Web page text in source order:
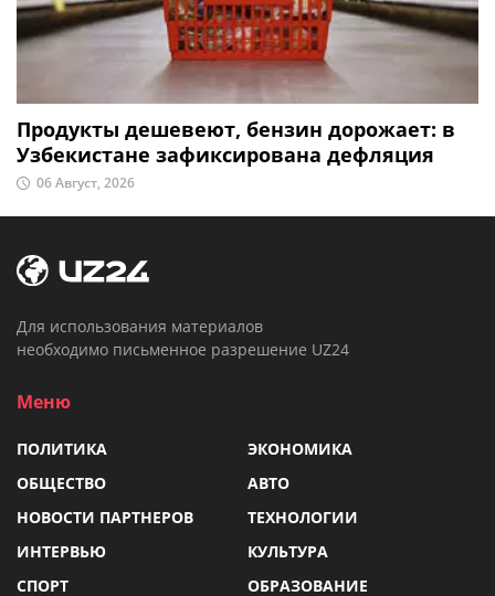
Продукты дешевеют, бензин дорожает: в
Узбекистане зафиксирована дефляция
06 Август, 2026
Для использования материалов
необходимо письменное разрешение UZ24
Меню
ПОЛИТИКА
ЭКОНОМИКА
ОБЩЕСТВО
АВТО
НОВОСТИ ПАРТНЕРОВ
ТЕХНОЛОГИИ
ИНТЕРВЬЮ
КУЛЬТУРА
СПОРТ
ОБРАЗОВАНИЕ